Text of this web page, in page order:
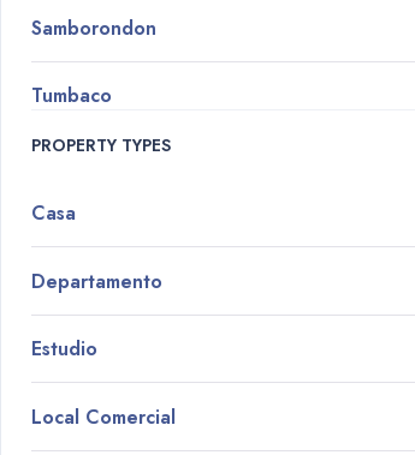
Samborondon
Tumbaco
PROPERTY TYPES
Casa
Departamento
Estudio
Local Comercial